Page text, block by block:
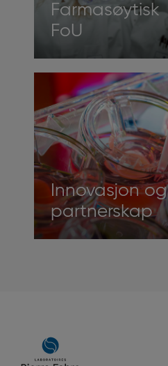
Farmasøytisk
FoU
Innovasjon og
partnerskap
Main